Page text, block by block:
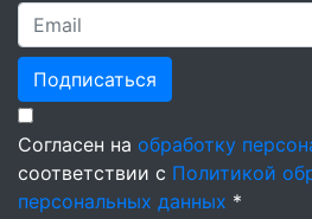
Подписаться
Согласен на обработку
соответствии с Политикой
персональных данных *